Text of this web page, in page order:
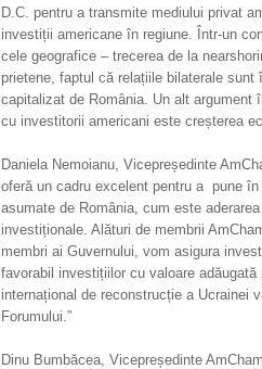
D.C. pentru a transmite mediului privat
investiții americane în regiune. Într-un
cele geografice – trecerea de la
prietene, faptul că relațiile bilaterale
capitalizat de România. Un alt
cu investitorii americani este creșterea
Daniela Nemoianu, Vicepreședinte
oferă un cadru excelent pentru a pune
asumate de România, cum este
investiționale. Alături de membrii
membri ai Guvernului, vom asigura
favorabil investițiilor cu valoare
internațional de reconstrucție a Ucrainei
Forumului.”
Dinu Bumbăcea, Vicepreședinte